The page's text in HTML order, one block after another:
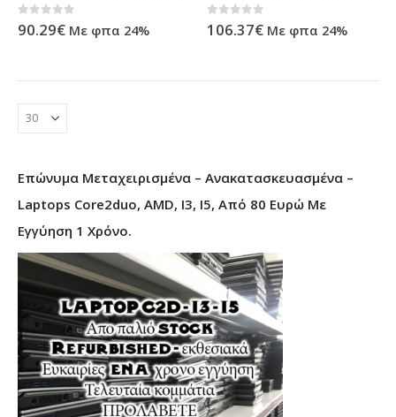
0 out of 5
90.29€ Με φπα 24% 0 out of 5
106.37€ Με φπα 24%
Επώνυμα Μεταχειρισμένα – Ανακατασκευασμένα –
Laptops Core2duo, AMD, I3, I5, Από 80 Ευρώ Με
Εγγύηση 1 Χρόνο.